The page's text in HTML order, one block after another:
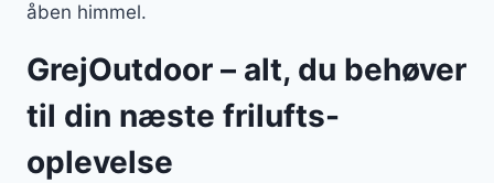
åben himmel.
GrejOutdoor – alt, du behøver
til din næste frilufts-
oplevelse